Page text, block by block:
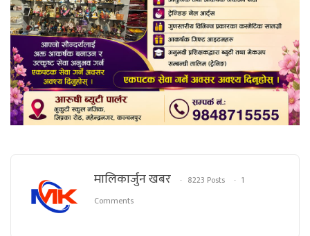
मालिकार्जुन खबर 8223 Posts
1
Comments